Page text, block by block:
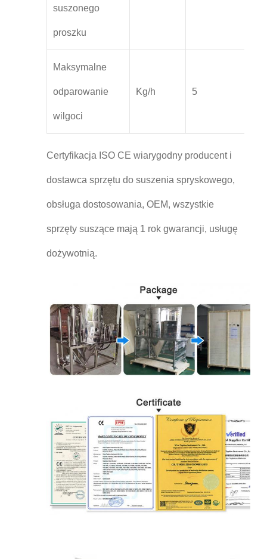
suszonego
proszku
Maksymalne
odparowanie
wilgoci
Kg/h 5
Certyfikacja ISO CE wiarygodny producent i
dostawca sprzętu do suszenia spryskowego,
obsługa dostosowania, OEM, wszystkie
sprzęty suszące mają 1 rok gwarancji, usługę
dożywotnią.